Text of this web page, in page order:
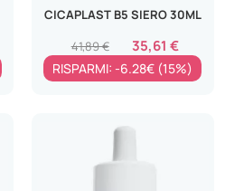
CICAPLAST B5 SIERO 30ML
35,61 €
41,89 €
RISPARMI: -6.28€ (15%)